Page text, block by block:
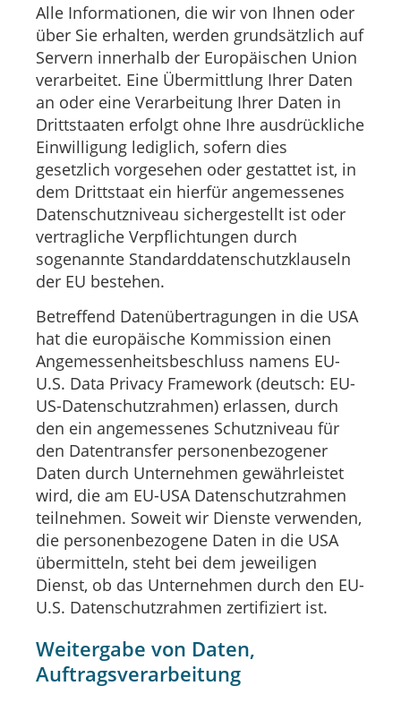
Alle Informationen, die wir von Ihnen oder
über Sie erhalten, werden grundsätzlich auf
Servern innerhalb der Europäischen Union
verarbeitet. Eine Übermittlung Ihrer Daten
an oder eine Verarbeitung Ihrer Daten in
Drittstaaten erfolgt ohne Ihre ausdrückliche
Einwilligung lediglich, sofern dies
gesetzlich vorgesehen oder gestattet ist, in
dem Drittstaat ein hierfür angemessenes
Datenschutzniveau sichergestellt ist oder
vertragliche Verpflichtungen durch
sogenannte Standarddatenschutzklauseln
der EU bestehen.
Betreffend Datenübertragungen in die USA
hat die europäische Kommission einen
Angemessenheitsbeschluss namens EU-
U.S. Data Privacy Framework (deutsch: EU-
US-Datenschutzrahmen) erlassen, durch
den ein angemessenes Schutzniveau für
den Datentransfer personenbezogener
Daten durch Unternehmen gewährleistet
wird, die am EU-USA Datenschutzrahmen
teilnehmen. Soweit wir Dienste verwenden,
die personenbezogene Daten in die USA
übermitteln, steht bei dem jeweiligen
Dienst, ob das Unternehmen durch den EU-
U.S. Datenschutzrahmen zertifiziert ist.
Weitergabe von Daten,
Auftragsverarbeitung